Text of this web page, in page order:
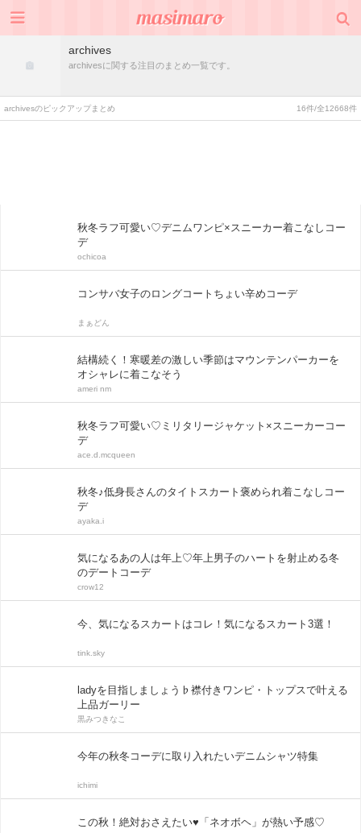
archives
archivesに関する注目のまとめ一覧です。
archivesのピックアップまとめ 16件/全12668件
秋冬ラフ可愛い♡デニムワンピ×スニーカー着こなしコー
デ
ochicoa
コンサバ女子のロングコートちょい辛めコーデ
まぁどん
結構続く！寒暖差の激しい季節はマウンテンパーカーを
オシャレに着こなそう
ameri nm
秋冬ラフ可愛い♡ミリタリージャケット×スニーカーコー
デ
ace.d.mcqueen
秋冬♪低身長さんのタイトスカート褒められ着こなしコー
デ
ayaka.i
気になるあの人は年上♡年上男子のハートを射止める冬
のデートコーデ
crow12
今、気になるスカートはコレ！気になるスカート3選！
tink.sky
ladyを目指しましょう♭襟付きワンピ・トップスで叶える
上品ガーリー
黒みつきなこ
今年の秋冬コーデに取り入れたいデニムシャツ特集
ichimi
この秋！絶対おさえたい♥「ネオボヘ」が熱い予感♡